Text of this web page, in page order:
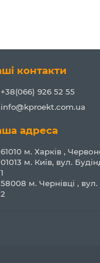
контакти
+38(066) 926 52 55
info@kproekt.com.ua
адреса
61010 м. Харків ,
01013 м. Київ, вул.
1
58008 м. Чернівці ,
2